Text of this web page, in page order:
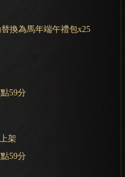
換為馬年端午禮包x25
59分
架
59分